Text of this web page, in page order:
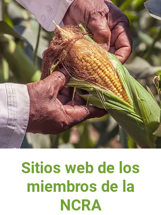
Sitios web de los
miembros de la
NCRA